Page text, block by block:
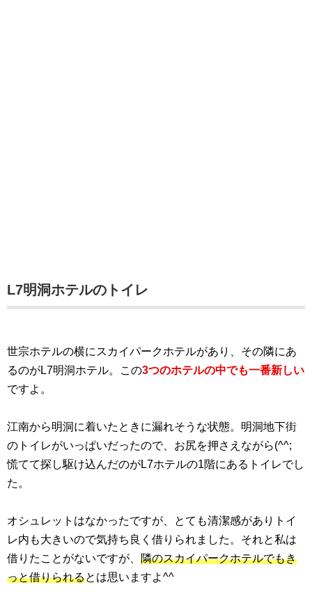
L7明洞ホテルのトイレ
世宗ホテルの横にスカイパークホテルがあり、その隣にあ
るのがL7明洞ホテル。この3つのホテルの中でも一番新しい
ですよ。
江南から明洞に着いたときに漏れそうな状態。明洞地下街
のトイレがいっぱいだったので、お尻を押さえながら(^^;
慌てて探し駆け込んだのがL7ホテルの1階にあるトイレでし
た。
オシュレットはなかったですが、とても清潔感がありトイ
レ内も大きいので気持ち良く借りられました。それと私は
借りたことがないですが、 隣のスカイパークホテルでもき
っと借りられるとは思いますよ^^